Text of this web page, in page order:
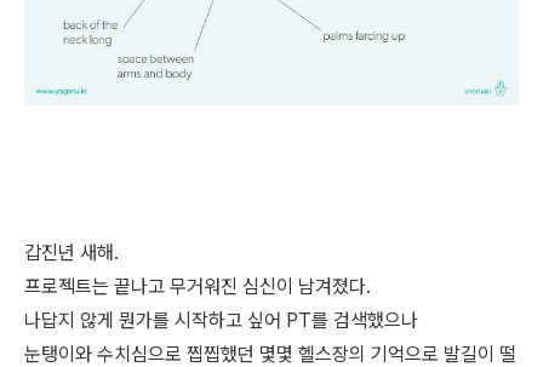
갑진년 새해.
프로젝트는 끝나고 무거워진 심신이 남겨졌다.
나답지 않게 뭔가를 시작하고 싶어 PT를 검색했으나
눈탱이와 수치심으로 찝찝했던 몇몇 헬스장의 기억으로 발길이 떨